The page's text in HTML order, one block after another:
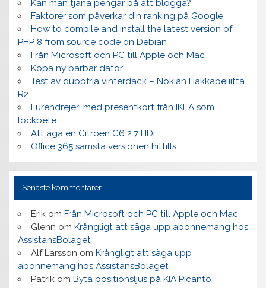
Kan man tjäna pengar på att blogga?
Faktorer som påverkar din ranking på Google
How to compile and install the latest version of
PHP 8 from source code on Debian
Från Microsoft och PC till Apple och Mac
Köpa ny bärbar dator
Test av dubbfria vinterdäck – Nokian Hakkapeliitta
R2
Lurendrejeri med presentkort från IKEA som
lockbete
Att äga en Citroën C6 2.7 HDi
Office 365 sämsta versionen hittills
Senaste kommentarer
Erikom Från Microsoft och PC till Apple och Mac
Glenn om Krångligt att säga upp abonnemang hos
AssistansBolaget
Alf Larsson om Krångligt att säga upp
abonnemang hos AssistansBolaget
Patrikom Byta positionsljus på KIA Picanto